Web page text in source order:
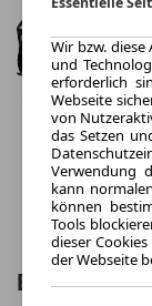
BMW M8
Wir bzw.
und
erforderlich
Webseite
von
das Setzen
Verwendung
kann
können
Tools
dieser
der Webseite